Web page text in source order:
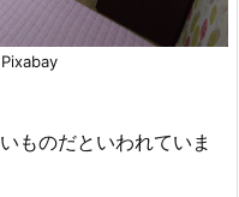
ものだといわれていま